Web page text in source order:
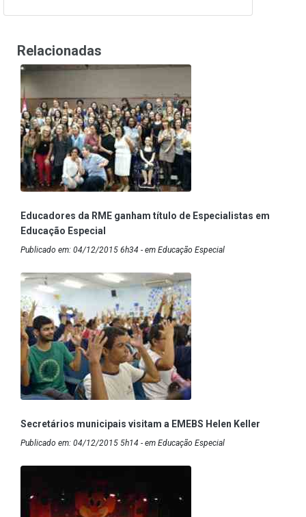
Relacionadas
Educadores da RME ganham título de Especialistas em
Educação Especial
Publicado em: 04/12/2015 6h34 - em Educação Especial
Secretários municipais visitam a EMEBS Helen Keller
Publicado em: 04/12/2015 5h14 - em Educação Especial